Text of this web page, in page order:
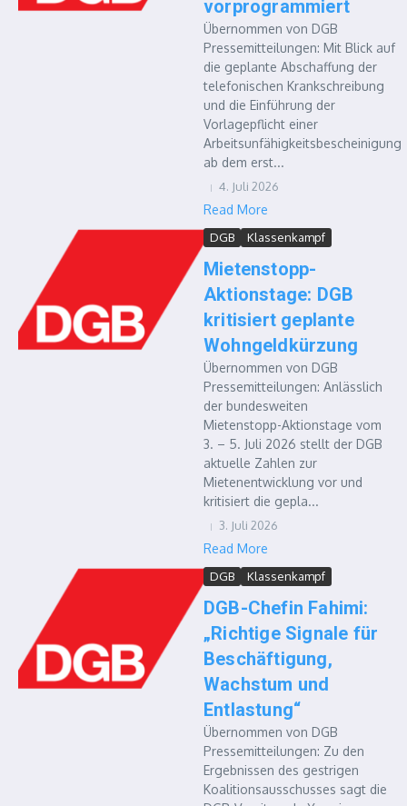
vorprogrammiert
Übernommen von DGB
Pressemitteilungen: Mit Blick auf
die geplante Abschaffung der
telefonischen Krankschreibung
und die Einführung der
Vorlagepflicht einer
Arbeitsunfähigkeitsbescheinigung
ab dem erst...
4. Juli 2026
Read More
DGB Klassenkampf
Mietenstopp-
Aktionstage: DGB
kritisiert geplante
Wohngeldkürzung
Übernommen von DGB
Pressemitteilungen: Anlässlich
der bundesweiten
Mietenstopp-Aktionstage vom
3. – 5. Juli 2026 stellt der DGB
aktuelle Zahlen zur
Mietenentwicklung vor und
kritisiert die gepla...
3. Juli 2026
Read More
DGB Klassenkampf
DGB-Chefin Fahimi:
„Richtige Signale für
Beschäftigung,
Wachstum und
Entlastung“
Übernommen von DGB
Pressemitteilungen: Zu den
Ergebnissen des gestrigen
Koalitionsausschusses sagt die